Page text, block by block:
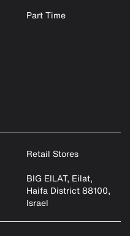
Part Time
Retail Stores
BIG EILAT, Eilat,
Haifa District 88100,
Israel